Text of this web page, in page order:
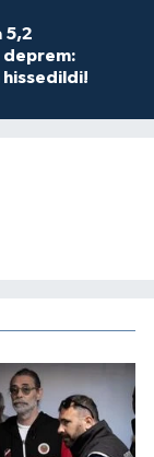
5,2
deprem: